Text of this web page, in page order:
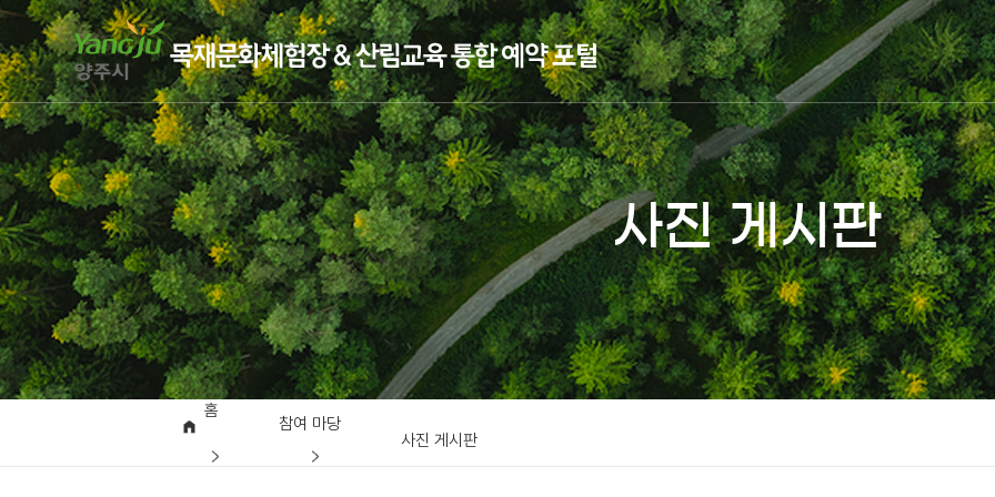
사진 게시판
홈
참여 마당
사진 게시판